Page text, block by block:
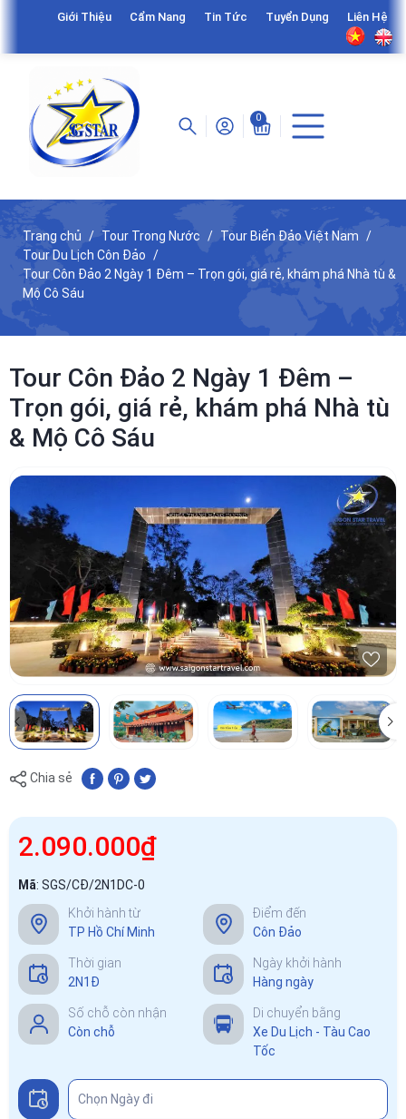
Giới Thiệu Cẩm Nang Tin Tức Tuyển Dụng Liên Hệ
0
Trang chủ Tour Trong Nước
Tour Biển Đảo Việt Nam
Tour Du Lịch Côn Đảo
Tour Côn Đảo 2 Ngày 1 Đêm – Trọn gói, giá rẻ, khám phá Nhà tù &
Mộ Cô Sáu
Tour Côn Đảo 2 Ngày 1 Đêm –
Trọn gói, giá rẻ, khám phá Nhà tù
& Mộ Cô Sáu
Chia sẻ
2.090.000₫
Mã: SGS/CĐ/2N1DC-0
Khởi hành từ
TP Hồ Chí Minh
Điểm đến
Côn Đảo
Thời gian
2N1Đ
Ngày khởi hành
Hàng ngày
Số chỗ còn nhận
Còn chỗ
Di chuyển bằng
Xe Du Lịch - Tàu Cao
Tốc